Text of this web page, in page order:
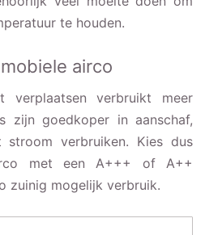
te houden.
airco
verbruikt meer
zijn goedkoper in aanschaf,
verbruiken. Kies dus
met een A+++ of A++
zuinig mogelijk verbruik.